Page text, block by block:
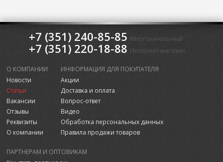
+7 (351) 240-85-85 Многоканальный
+7 (351) 220-18-88 Интернет-магазин
О КОМПАНИИ
Новости
Статьи
Вакансии
Отзывы
Реквизиты
О компании
ИНФОРМАЦИЯ ДЛЯ ПОКУПАТЕЛЯ
Акции
Доставка и оплата
Вопрос-ответ
Видео
Обработка персональных данных
Правила продажи товаров
ПАРТНЕРАМ И ОПТОВИКАМ